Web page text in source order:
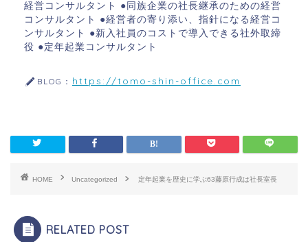
経営コンサルタント ●同族企業の社長継承のための経営
コンサルタント ●経営者の寄り添い、指針になる経営コ
ンサルタント ●新入社員のコストで導入できる社外取締
役 ●定年起業コンサルタント
BLOG： https://tomo-shin-office.com
HOME Uncategorized 定年起業を歴史に学ぶ63藤原行成は社長室長
RELATED POST